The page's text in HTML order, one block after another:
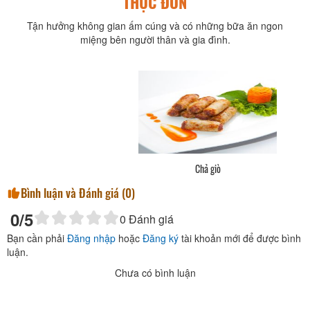
Tận hưởng không gian ấm cúng và có những bữa ăn ngon
miệng bên người thân và gia đình.
Bình luận và Đánh giá (0)
0/5 0 Đánh giá
Bạn cần phải Đăng nhập hoặc Đăng ký tài khoản mới để được bình
luận.
Chưa có bình luận